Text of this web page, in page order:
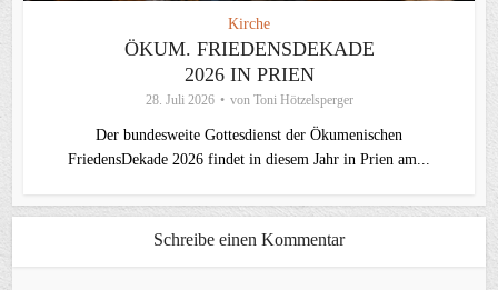
Kirche
ÖKUM. FRIEDENSDEKADE
2026 IN PRIEN
28. Juli 2026 von Toni Hötzelsperger
Der bundesweite Gottesdienst der Ökumenischen
FriedensDekade 2026 findet in diesem Jahr in Prien am...
Schreibe einen Kommentar